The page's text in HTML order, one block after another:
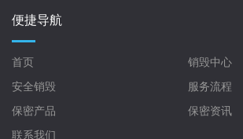
便捷导航
首页
销毁中心
安全销毁
服务流程
保密产品
保密资讯
联系我们